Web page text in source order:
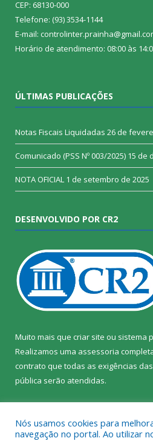
CEP: 68130-000
Telefone: (93) 3534-1144
E-mail:
Horário de atendimento: 08:00 às
ÚLTIMAS PUBLICAÇÕES
Notas Fiscais Liquidadas 26 de
Comunicado (PSS Nº 003/2025) 15 de
NOTA OFICIAL 1 de setembro de 2025
DESENVOLVIDO POR CR2
Muito mais que criar site ou sistema
Realizamos uma assessoria
contrato que todas as exigências das
pública serão atendidas.
Nós usamos cookies para
navegação no portal. Ao utilizar